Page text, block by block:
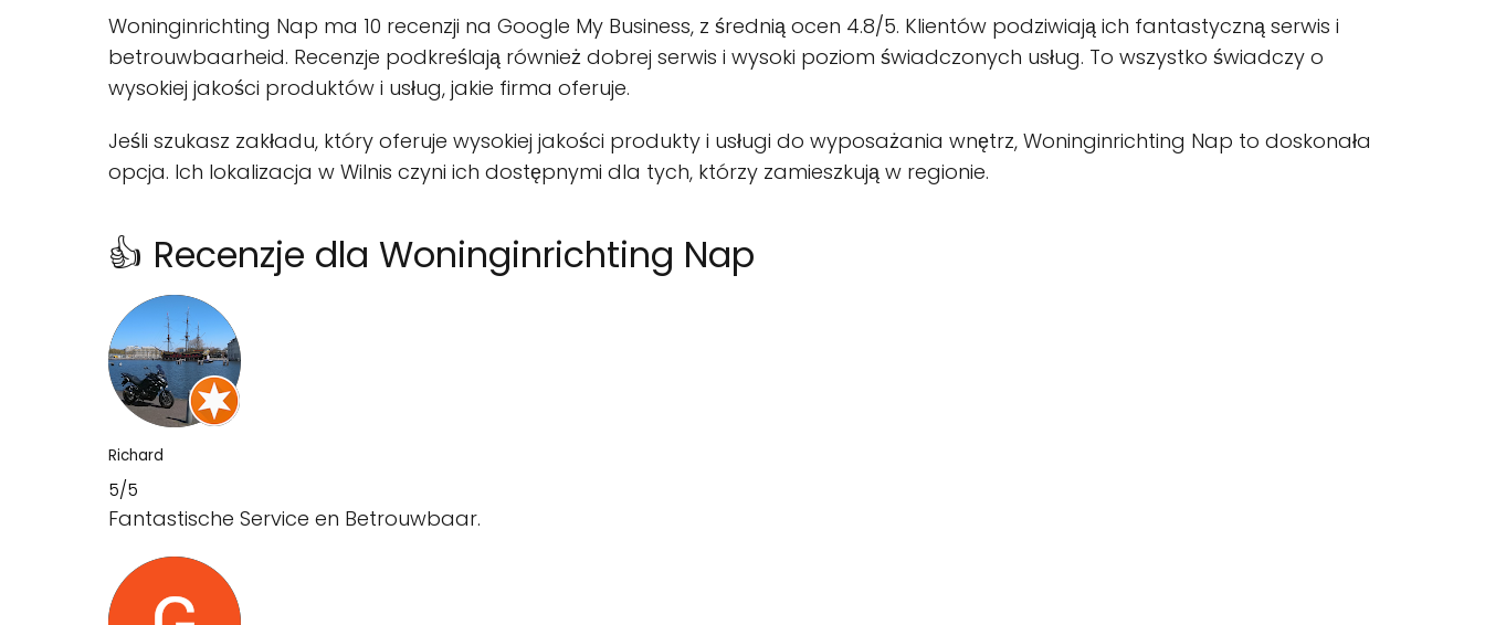
Woninginrichting Nap ma 10 recenzji na Google My Business, z średnią ocen 4.8/5. Klientów podziwiają ich fantastyczną serwis i
betrouwbaarheid. Recenzje podkreślają również dobrej serwis i wysoki poziom świadczonych usług. To wszystko świadczy o
wysokiej jakości produktów i usług, jakie firma oferuje.
Jeśli szukasz zakładu, który oferuje wysokiej jakości produkty i usługi do wyposażania wnętrz, Woninginrichting Nap to doskonała
opcja. Ich lokalizacja w Wilnis czyni ich dostępnymi dla tych, którzy zamieszkują w regionie.
👍 Recenzje dla Woninginrichting Nap
Richard
5/5
Fantastische Service en Betrouwbaar.